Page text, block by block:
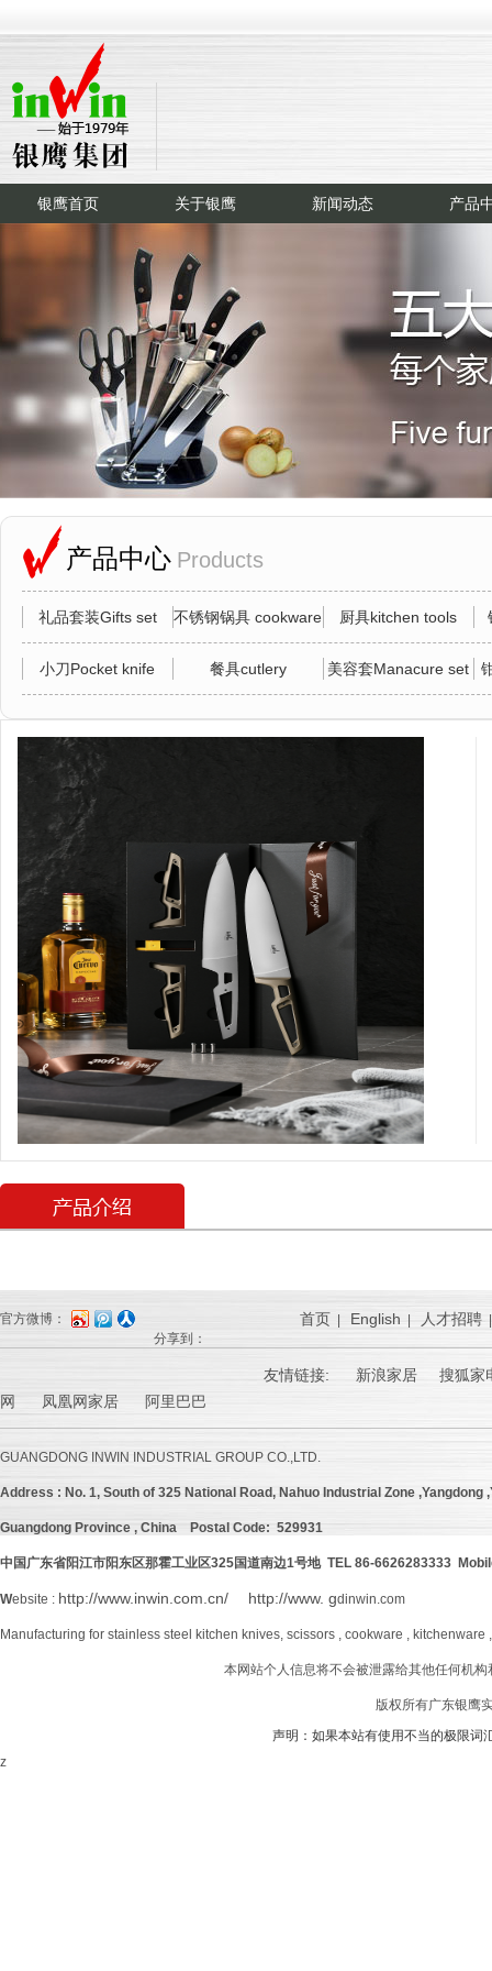
银鹰首页 关于银鹰 新闻动态 产品
产品中心 Products
礼品套装Gifts set 不锈钢锅具 cookware 厨具kitchen tools
小刀Pocket knife 餐具cutlery 美容套Manacure set
官方微博：
分享到：
首页 English 人才招聘
友情链接: 新浪家居 搜狐家
网 凤凰网家居 阿里巴巴
GUANGDONG INWIN INDUSTRIAL GROUP CO.,LTD.
Address : No. 1, South of 325 National Road, Nahuo Industrial Zone ,Yangdong
Guangdong Province , China Postal Code: 529931
中国广东省阳江市阳东区那霍工业区325国道南边1号地 TEL 86-6626283333
Website : http://www.inwin.com.cn/ http://www. gdinwin.com
Manufacturing for stainless steel kitchen knives, scissors , cookware ,
本网站个人信息将不会被泄露给其他任何机
版权所有广东银鹰
声明：如果本站有使用不当的极限词
z